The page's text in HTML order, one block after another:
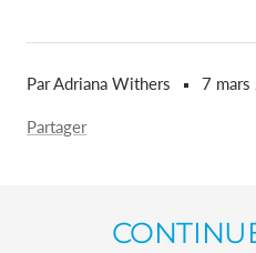
Par Adriana Withers 7 mars
Partager